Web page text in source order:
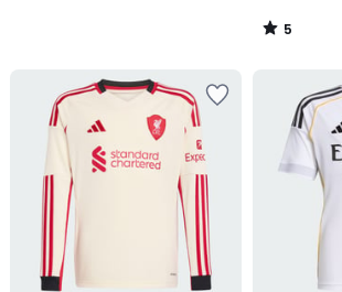
5
/